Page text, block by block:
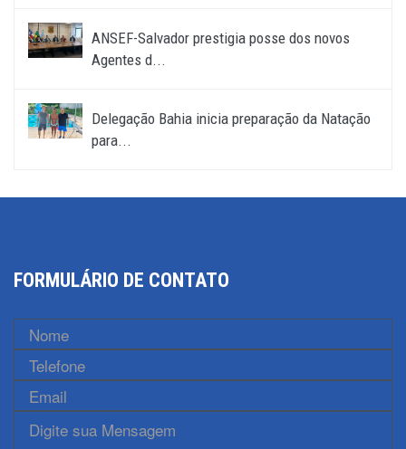
ANSEF-Salvador prestigia posse dos novos
Agentes d...
Delegação Bahia inicia preparação da Natação
para...
FORMULÁRIO DE CONTATO